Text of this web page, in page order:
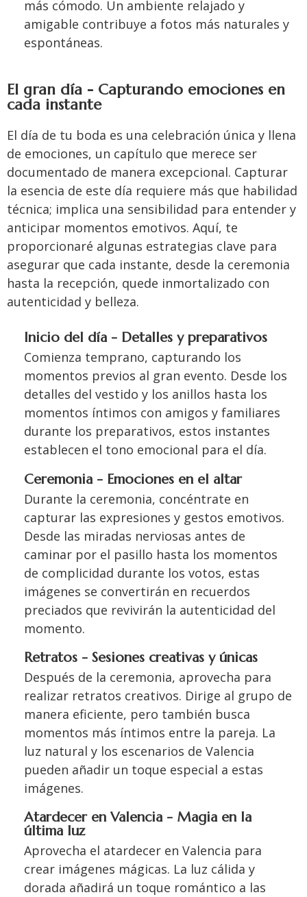
más cómodo. Un ambiente relajado y
amigable contribuye a fotos más naturales y
espontáneas.
El gran día - Capturando emociones en
cada instante
El día de tu boda es una celebración única y llena
de emociones, un capítulo que merece ser
documentado de manera excepcional. Capturar
la esencia de este día requiere más que habilidad
técnica; implica una sensibilidad para entender y
anticipar momentos emotivos. Aquí, te
proporcionaré algunas estrategias clave para
asegurar que cada instante, desde la ceremonia
hasta la recepción, quede inmortalizado con
autenticidad y belleza.
Inicio del día - Detalles y preparativos
Comienza temprano, capturando los
momentos previos al gran evento. Desde los
detalles del vestido y los anillos hasta los
momentos íntimos con amigos y familiares
durante los preparativos, estos instantes
establecen el tono emocional para el día.
Ceremonia - Emociones en el altar
Durante la ceremonia, concéntrate en
capturar las expresiones y gestos emotivos.
Desde las miradas nerviosas antes de
caminar por el pasillo hasta los momentos
de complicidad durante los votos, estas
imágenes se convertirán en recuerdos
preciados que revivirán la autenticidad del
momento.
Retratos - Sesiones creativas y únicas
Después de la ceremonia, aprovecha para
realizar retratos creativos. Dirige al grupo de
manera eficiente, pero también busca
momentos más íntimos entre la pareja. La
luz natural y los escenarios de Valencia
pueden añadir un toque especial a estas
imágenes.
Atardecer en Valencia - Magia en la
última luz
Aprovecha el atardecer en Valencia para
crear imágenes mágicas. La luz cálida y
dorada añadirá un toque romántico a las